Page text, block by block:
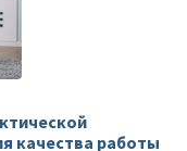
качества работы